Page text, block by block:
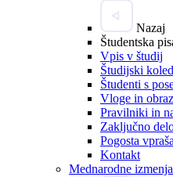
Nazaj
Študentska
Vpis v študij
Študijski
Študenti s
Vloge in
Pravilniki in
Zaključno
Pogosta
Kontakt
Mednarodne